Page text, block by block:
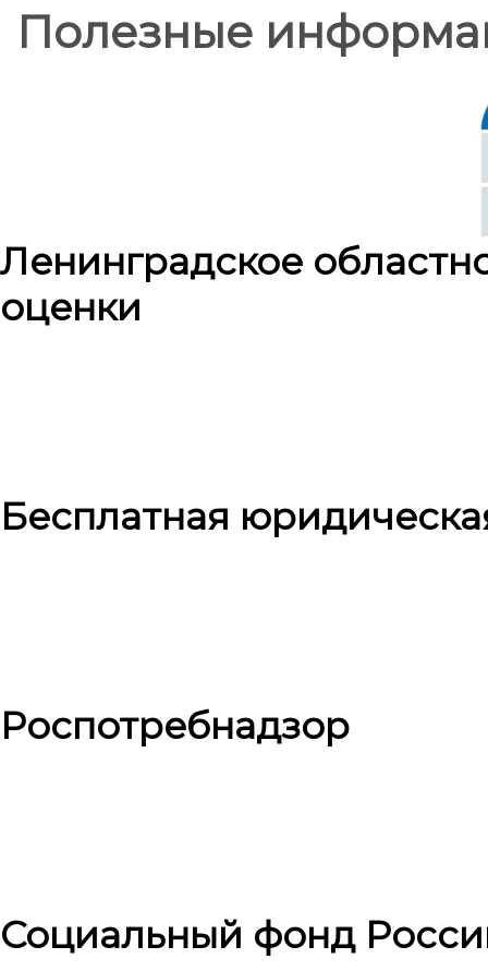
Полезные
Ленинградское
оценки
Бесплатная
Роспотребнадзор
Социальный фонд